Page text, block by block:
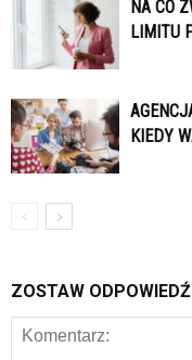
NA CO
LIMITU
KIEDY
ZOSTAW ODPOWIEDŹ